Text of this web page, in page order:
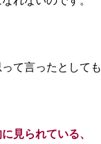
て言ったとしても
見られている、